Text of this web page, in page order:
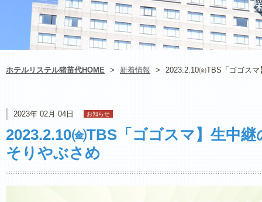
ホテルリステル猪苗代HOME > 新着情報 > 2023.2.10㈮TBS「ゴゴス
2023年 02月 04日 お知らせ
2023.2.10㈮TBS「ゴゴスマ】生
そりやぶさめ